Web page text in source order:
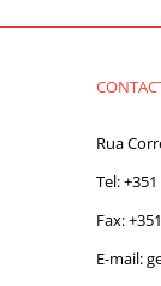
Rua
Tel:+351
Fax:
E-mail: